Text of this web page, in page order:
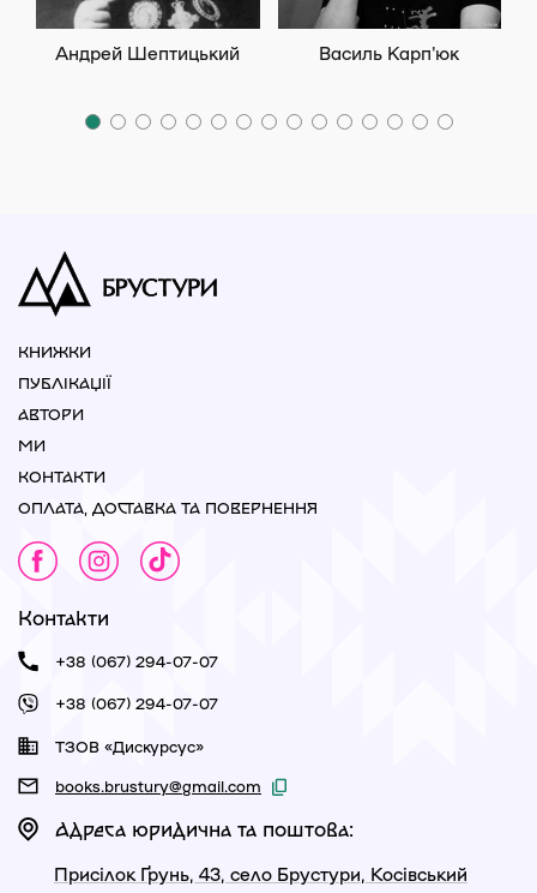
Андрей Шептицький Василь Карп'юк
КНИЖКИ
ПУБЛІКАЦІЇ
АВТОРИ
МИ
КОНТАКТИ
ОПЛАТА, ДОСТАВКА ТА ПОВЕРНЕННЯ
Контакти
+38 (067) 294-07-07
+38 (067) 294-07-07
ТЗОВ «Дискурсус»
books.brustury@gmail.com
Адреса юридична та поштова:
Присілок Ґрунь, 43, село Брустури, Косівський